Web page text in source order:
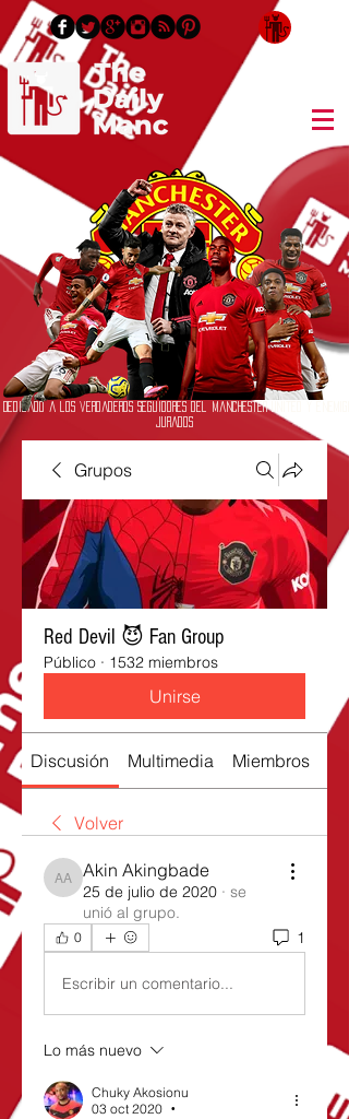
Dedicado a los verdaderos seguidores del Manchester United y
jurados
Grupos
Red Devil 😈 Fan Group
Público · 1532 miembros
Unirse
Discusión Multimedia Miembros
Volver
Akin Akingbade
Akin Akingbade
25 de julio de 2020 · se
unió al grupo.
0 1
Escribir un comentario...
Lo más nuevo
Chuky Akosionu
03 oct 2020
•